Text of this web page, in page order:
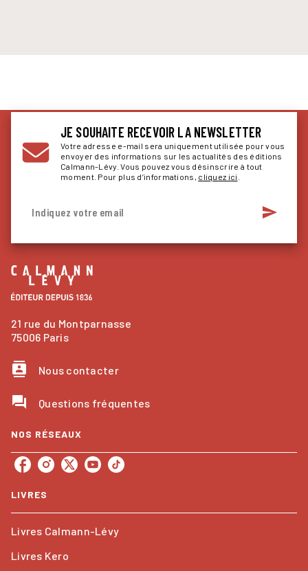
JE SOUHAITE RECEVOIR LA NEWSLETTER
Votre adresse e-mail sera uniquement utilisée pour vous
envoyer des informations sur les actualités des éditions
Calmann-Lévy. Vous pouvez vous désinscrire à tout
moment. Pour plus d’informations, cliquez ici
Indiquez votre email send
21 rue du Montparnasse
75006 Paris
contacts Nous contacter
question_answer Questions fréquentes
NOS RÉSEAUX
LIVRES
Livres Calmann-Lévy
Livres Kero